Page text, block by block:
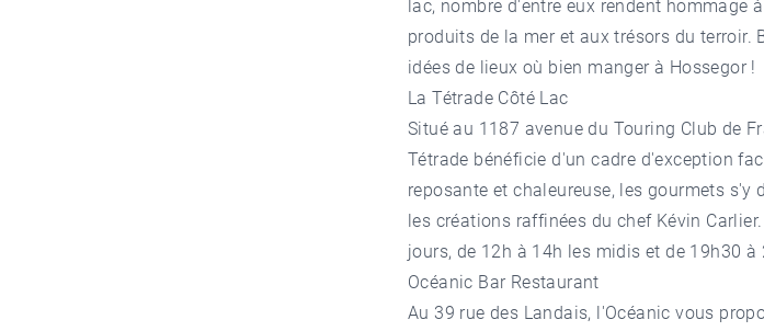
lac, nombre d'entre eux rendent hommage
produits de la mer et aux trésors du terroir.
idées de lieux où bien manger à Hossegor !
La Tétrade Côté Lac
Situé au 1187 avenue du Touring Club de
Tétrade bénéficie d'un cadre d'exception
reposante et chaleureuse, les gourmets s'y
les créations raffinées du chef Kévin
jours, de 12h à 14h les midis et de 19h30 à
Océanic Bar Restaurant
Au 39 rue des Landais, l'Océanic vous